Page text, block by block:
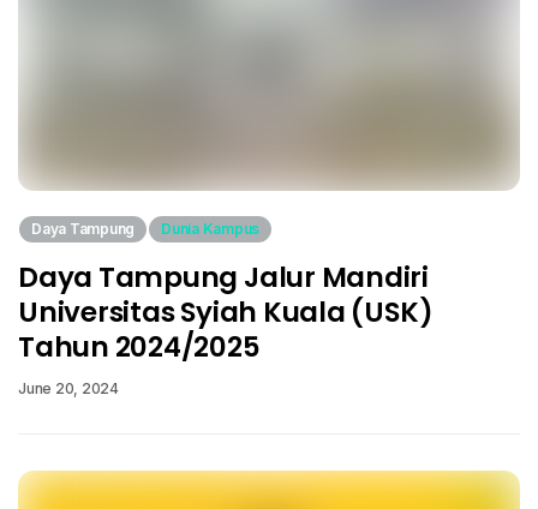
Daya Tampung Dunia Kampus
Daya Tampung Jalur Mandiri
Universitas Syiah Kuala (USK)
Tahun 2024/2025
June 20, 2024